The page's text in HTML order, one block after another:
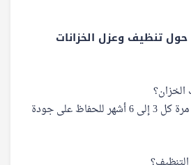
حول تنظيف وعزل الخزانات
ينصح بتنظيف الخزان مرة كل 3 إلى 6 أشهر للحفاظ على جودة